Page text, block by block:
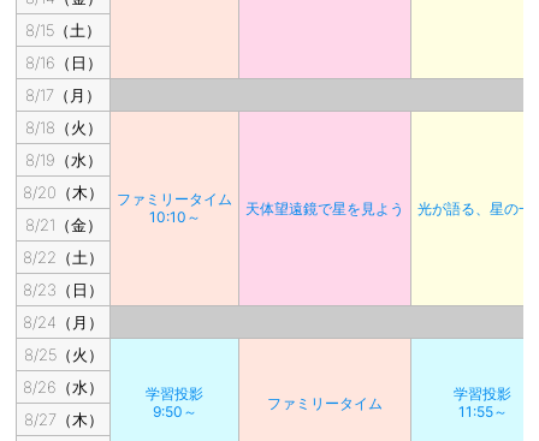
8/15（土）
8/16（日）
8/17（月）
8/18（火）
ファミリータイム
10:10～
天体望遠鏡で星を見よう 光が語る、星の一
8/19（水）
8/20（木）
8/21（金）
8/22（土）
8/23（日）
8/24（月）
8/25（火）
学習投影
9:50～
ファミリータイム
学習投影
11:55～
8/26（水）
8/27（木）